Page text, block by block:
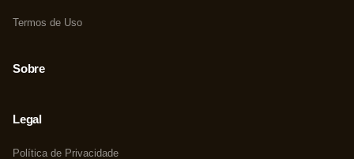
Termos de Uso
Sobre
Legal
Política de Privacidade